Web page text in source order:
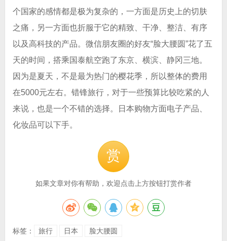
个国家的感情都是极为复杂的，一方面是历史上的切肤
之痛，另一方面也折服于它的精致、干净、整洁、有序
以及高科技的产品。微信朋友圈的好友“脸大腰圆”花了五
天的时间，搭乘国泰航空跑了东京、横滨、静冈三地。
因为是夏天，不是最为热门的樱花季，所以整体的费用
在5000元左右。错锋旅行，对于一些预算比较吃紧的人
来说，也是一个不错的选择。日本购物方面电子产品、
化妆品可以下手。
赏
如果文章对你有帮助，欢迎点击上方按钮打赏作者
标签： 旅行 日本 脸大腰圆